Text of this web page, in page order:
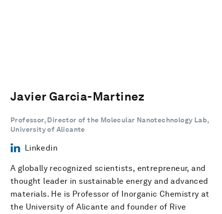
Javier Garcia-Martinez
Professor, Director of the Molecular Nanotechnology Lab,
University of Alicante
Linkedin
A globally recognized scientists, entrepreneur, and
thought leader in sustainable energy and advanced
materials. He is Professor of Inorganic Chemistry at
the University of Alicante and founder of Rive